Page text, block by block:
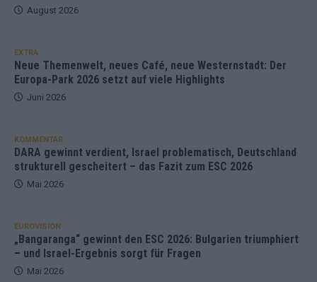
August 2026
EXTRA
Neue Themenwelt, neues Café, neue Westernstadt: Der
Europa-Park 2026 setzt auf viele Highlights
Juni 2026
KOMMENTAR
DARA gewinnt verdient, Israel problematisch, Deutschland
strukturell gescheitert – das Fazit zum ESC 2026
Mai 2026
EUROVISION
„Bangaranga“ gewinnt den ESC 2026: Bulgarien triumphiert
– und Israel-Ergebnis sorgt für Fragen
Mai 2026